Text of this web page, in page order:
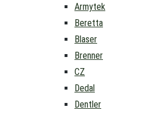
Armytek
Beretta
Blaser
Brenner
CZ
Dedal
Dentler